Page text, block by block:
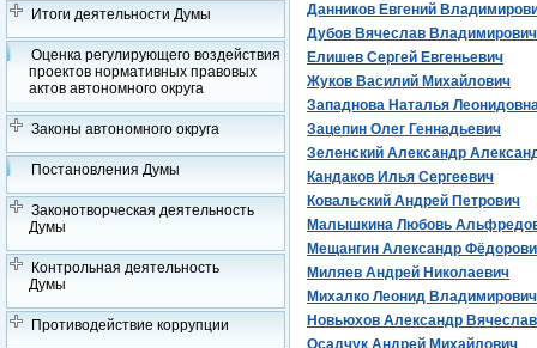
Итоги деятельности Думы
Оценка регулирующего воздействия
проектов нормативных правовых
актов автономного округа
Законы автономного округа
Постановления Думы
Законотворческая деятельность
Думы
Контрольная деятельность
Думы
Противодействие коррупции
Данников Евгений
Дубов Вячеслав Владимирович
Елишев Сергей Евгеньевич
Жуков Василий Михайлович
Западнова Наталья
Зацепин Олег Геннадьевич
Зеленский Александр
Кандаков Илья Сергеевич
Ковальский Андрей Петрович
Малышкина Любовь
Мещангин Александр
Миляев Андрей Николаевич
Михалко Леонид Владимирович
Новьюхов Александр
Осадчук Андрей Михайлович